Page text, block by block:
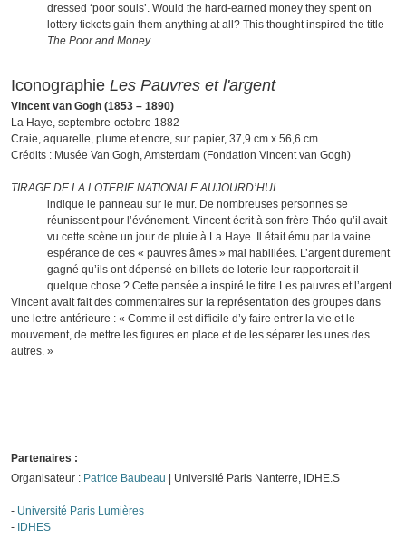
dressed ‘poor souls’. Would the hard-earned money they spent on
lottery tickets gain them anything at all? This thought inspired the title
The Poor and Money.
Iconographie Les Pauvres et l'argent
Vincent van Gogh (1853 – 1890)
La Haye, septembre-octobre 1882
Craie, aquarelle, plume et encre, sur papier, 37,9 cm x 56,6 cm
Crédits : Musée Van Gogh, Amsterdam (Fondation Vincent van Gogh)
TIRAGE DE LA LOTERIE NATIONALE AUJOURD’HUI
indique le panneau sur le mur. De nombreuses personnes se
réunissent pour l’événement. Vincent écrit à son frère Théo qu’il avait
vu cette scène un jour de pluie à La Haye. Il était ému par la vaine
espérance de ces « pauvres âmes » mal habillées. L’argent durement
gagné qu’ils ont dépensé en billets de loterie leur rapporterait-il
quelque chose ? Cette pensée a inspiré le titre Les pauvres et l’argent.
Vincent avait fait des commentaires sur la représentation des groupes dans
une lettre antérieure : « Comme il est difficile d’y faire entrer la vie et le
mouvement, de mettre les figures en place et de les séparer les unes des
autres. »
Partenaires :
Organisateur : Patrice Baubeau | Université Paris Nanterre, IDHE.S
- Université Paris Lumières
- IDHES